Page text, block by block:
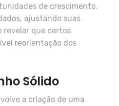
de crescimento.
ajustando suas
revelar que certos
reorientação dos
Sólido
a criação de uma